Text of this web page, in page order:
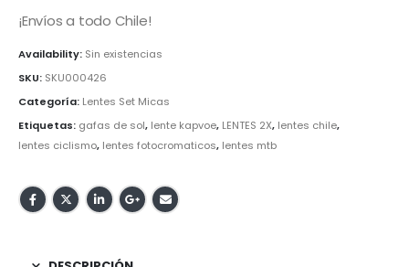
¡Envíos a todo Chile!
Availability: Sin existencias
SKU: SKU000426
Categoría: Lentes Set Micas
Etiquetas: gafas de sol, lente kapvoe, LENTES 2X, lentes chile,
lentes ciclismo, lentes fotocromaticos, lentes mtb